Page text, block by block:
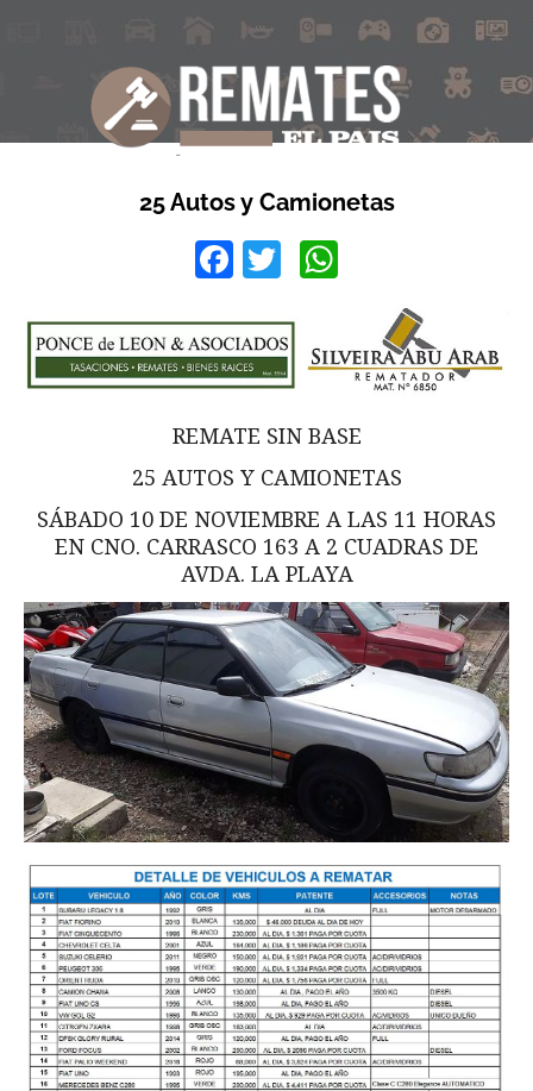
25 Autos y Camionetas
Facebook
Twitter
REMATE SIN BASE
25 AUTOS Y CAMIONETAS
SÁBADO 10 DE NOVIEMBRE A LAS 11 HORAS
EN CNO. CARRASCO 163 A 2 CUADRAS DE
AVDA. LA PLAYA